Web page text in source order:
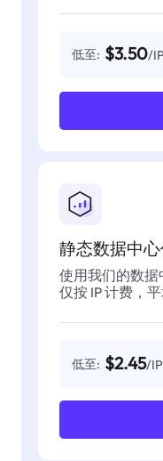
低至: $3.50/IP
静态数据中
使用我们的数据
仅按 IP 计费，平
低至: $2.45/IP